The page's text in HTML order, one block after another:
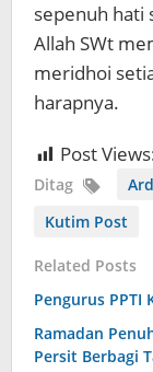
sepenuh hati
Allah SWt
meridhoi
harapnya.
Post
Ditag
Kutim Post
Related Posts
Pengurus PPTI
Ramadan
Persit Berbagi